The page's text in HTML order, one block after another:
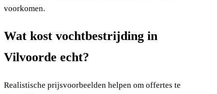
voorkomen.
Wat kost vochtbestrijding in
Vilvoorde echt?
Realistische prijsvoorbeelden helpen om offertes te